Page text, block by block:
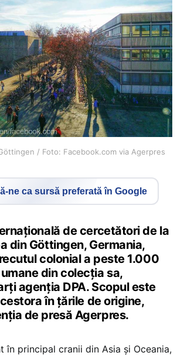
/ Foto: Facebook.com via Agerpres
ne ca sursă preferată în Google
de cercetători de la
din Göttingen, Germania,
colonial a peste 1.000
din colecţia sa,
agenţia DPA. Scopul este
în ţările de origine,
de presă Agerpres.
în principal cranii din Asia şi Oceania,